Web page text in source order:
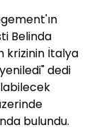
Belinda
krizinin İtalya
dedi
bulundu.